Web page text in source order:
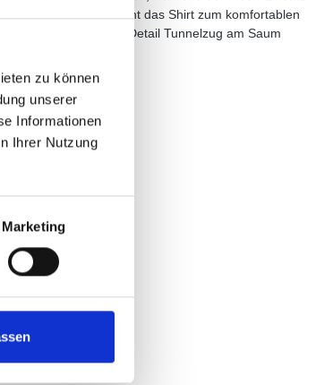
zu können
unserer
Informationen
Ihrer Nutzung
Marketing
weich an und macht das Shirt zum komfortablen
durch das Mesh-Detail Tunnelzug am Saum